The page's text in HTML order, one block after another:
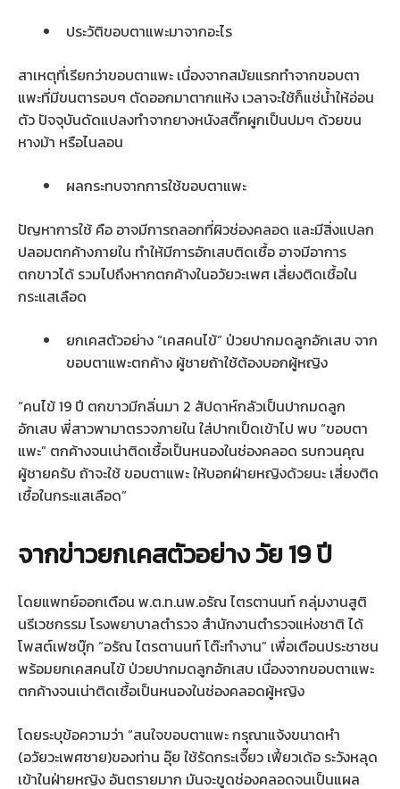
ประวัติขอบตาแพะมาจากอะไร
สาเหตุที่เรียกว่าขอบตาแพะ เนื่องจากสมัยแรกทำจากขอบตา
แพะที่มีขนตารอบๆ ตัดออกมาตากแห้ง เวลาจะใช้ก็แช่น้ำให้อ่อน
ตัว ปัจจุบันดัดแปลงทำจากยางหนังสติ๊กผูกเป็นปมๆ ด้วยขน
หางม้า หรือไนลอน
ผลกระทบจากการใช้ขอบตาแพะ
ปัญหาการใช้ คือ อาจมีการถลอกที่ผิวช่องคลอด และมีสิ่งแปลก
ปลอมตกค้างภายใน ทำให้มีการอักเสบติดเชื้อ อาจมีอาการ
ตกขาวได้ รวมไปถึงหากตกค้างในอวัยวะเพศ เสี่ยงติดเชื้อใน
กระแสเลือด
ยกเคสตัวอย่าง “เคสคนไข้” ป่วยปากมดลูกอักเสบ จาก
ขอบตาแพะตกค้าง ผู้ชายถ้าใช้ต้องบอกผู้หญิง
“คนไข้ 19 ปี ตกขาวมีกลิ่นมา 2 สัปดาห์กลัวเป็นปากมดลูก
อักเสบ พี่สาวพามาตรวจภายใน ใส่ปากเป็ดเข้าไป พบ “ขอบตา
แพะ” ตกค้างจนเน่าติดเชื้อเป็นหนองในช่องคลอด รบกวนคุณ
ผู้ชายครับ ถ้าจะใช้ ขอบตาแพะ ให้บอกฝ่ายหญิงด้วยนะ เสี่ยงติด
เชื้อในกระแสเลือด”
จากข่าวยกเคสตัวอย่าง วัย 19 ปี
โดยแพทย์ออกเตือน พ.ต.ท.นพ.อรัณ ไตรตานนท์ กลุ่มงานสูติ
นรีเวชกรรม โรงพยาบาลตำรวจ สำนักงานตำรวจแห่งชาติ ได้
โพสต์เฟซบุ๊ก “อรัณ ไตรตานนท์ โต๊ะทำงาน” เพื่อเตือนประชาชน
พร้อมยกเคสคนไข้ ป่วยปากมดลูกอักเสบ เนื่องจากขอบตาแพะ
ตกค้างจนเน่าติดเชื้อเป็นหนองในช่องคลอดผู้หญิง
โดยระบุข้อความว่า “สนใจขอบตาแพะ กรุณาแจ้งขนาดหำ
(อวัยวะเพศชาย)ของท่าน อุ๊ย ใช้รัดกระเจี๊ยว เฟี้ยวเด้อ ระวังหลุด
เข้าในฝ่ายหญิง อันตรายมาก มันจะขูดช่องคลอดจนเป็นแผล